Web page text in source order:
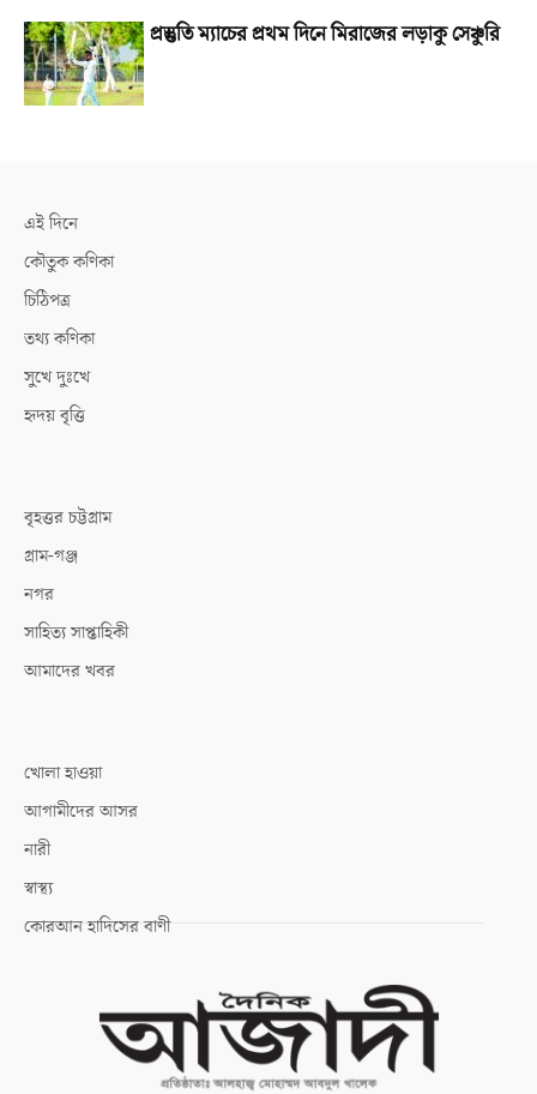
প্রস্তুতি ম্যাচের প্রথম দিনে মিরাজের লড়াকু সেঞ্চুরি
এই দিনে
কৌতুক কণিকা
চিঠিপত্র
তথ্য কণিকা
সুখে দুঃখে
হৃদয় বৃত্তি
বৃহত্তর চট্টগ্রাম
গ্রাম-গঞ্জ
নগর
সাহিত্য সাপ্তাহিকী
আমাদের খবর
খোলা হাওয়া
আগামীদের আসর
নারী
স্বাস্থ্য
কোরআন হাদিসের বাণী